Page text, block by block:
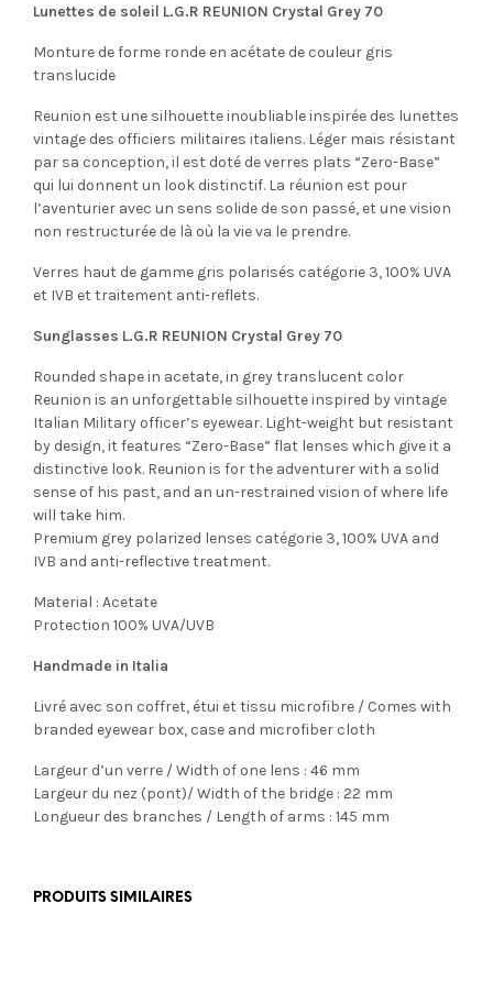
Lunettes de soleil L.G.R REUNION Crystal Grey 70
Monture de forme ronde en acétate de couleur gris
translucide
Reunion est une silhouette inoubliable inspirée des lunettes
vintage des officiers militaires italiens. Léger mais résistant
par sa conception, il est doté de verres plats “Zero-Base”
qui lui donnent un look distinctif. La réunion est pour
l’aventurier avec un sens solide de son passé, et une vision
non restructurée de là où la vie va le prendre.
Verres haut de gamme gris polarisés catégorie 3, 100% UVA
et IVB et traitement anti-reflets.
Sunglasses L.G.R REUNION Crystal Grey 70
Rounded shape in acetate, in grey translucent color
Reunion is an unforgettable silhouette inspired by vintage
Italian Military officer’s eyewear. Light-weight but resistant
by design, it features “Zero-Base” flat lenses which give it a
distinctive look. Reunion is for the adventurer with a solid
sense of his past, and an un-restrained vision of where life
will take him.
Premium grey polarized lenses catégorie 3, 100% UVA and
IVB and anti-reflective treatment.
Material : Acetate
Protection 100% UVA/UVB
Handmade in Italia
Livré avec son coffret, étui et tissu microfibre / Comes with
branded eyewear box, case and microfiber cloth
Largeur d’un verre / Width of one lens : 46 mm
Largeur du nez (pont)/ Width of the bridge : 22 mm
Longueur des branches / Length of arms : 145 mm
PRODUITS SIMILAIRES